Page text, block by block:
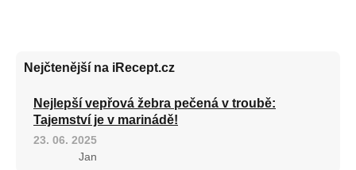
Nejčtenější na iRecept.cz
Nejlepší vepřová žebra pečená v troubě:
Tajemství je v marinádě!
23. 06. 2025
Jan